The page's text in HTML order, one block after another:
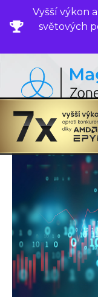
Vyšší výkon
světových